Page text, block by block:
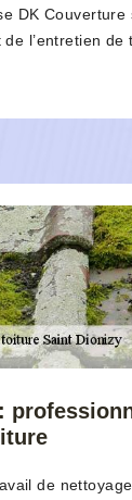
DK
l’entretien de
de